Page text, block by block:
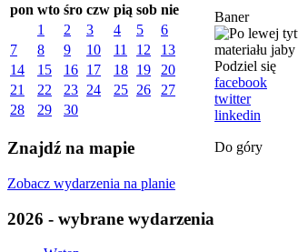
pon wto śro czw pią sob nie
1
2 3 4 5
6
7
8 9 10 11 12
13
14
15 16 17 18 19
20
21
22 23 24 25 26
27
28
29 30
Znajdź na mapie
Zobacz wydarzenia na planie
2026 - wybrane wydarzenia
Baner
Podziel się
facebook
twitter
linkedin
Do góry